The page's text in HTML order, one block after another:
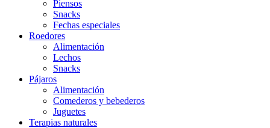
Piensos
Snacks
Fechas especiales
Roedores
Alimentación
Lechos
Snacks
Pájaros
Alimentación
Comederos y bebederos
Juguetes
Terapias naturales